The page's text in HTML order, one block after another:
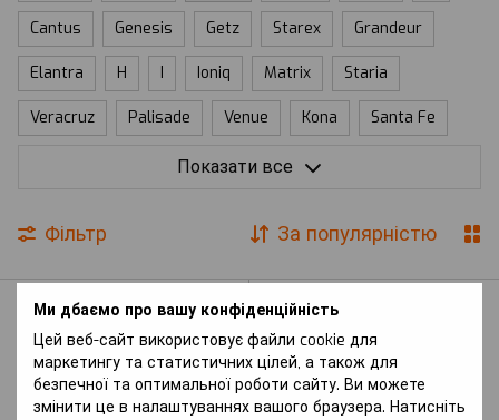
Ми дбаємо про вашу конфіденційність
Цей веб-сайт використовує файли cookie для
маркетингу та статистичних цілей, а також для
безпечної та оптимальної роботи сайту. Ви можете
змінити це в налаштуваннях вашого браузера. Натисніть
Cantus Genesis Getz Starex Grandeur
Elantra H I Ioniq Matrix Staria
Veracruz Palisade Venue Kona Santa Fe
Galloper Terracan
Показати все
Фільтр За популярністю